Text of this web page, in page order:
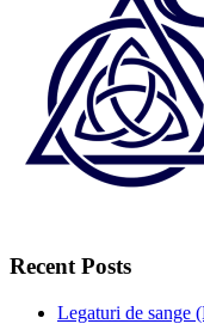
Recent Posts
Legaturi de sange